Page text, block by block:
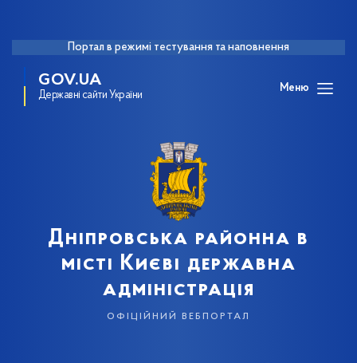
Портал в режимі тестування та наповнення
GOV.UA
Державні сайти України
Меню
Дніпровська районна в
місті Києві державна
адміністрація
офіційний вебпортал